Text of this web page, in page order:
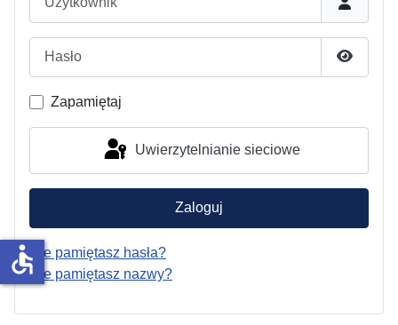
Pokaż
Zapamiętaj
Uwierzytelnianie sieciowe
Zaloguj
Nie pamiętasz hasła?
Nie pamiętasz nazwy?
accessible